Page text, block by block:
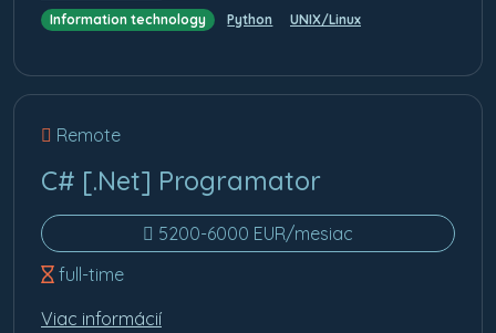
Information technology Python UNIX/Linux
Remote
C# [.Net] Programator
5200-6000 EUR/mesiac
full-time
Viac informácií